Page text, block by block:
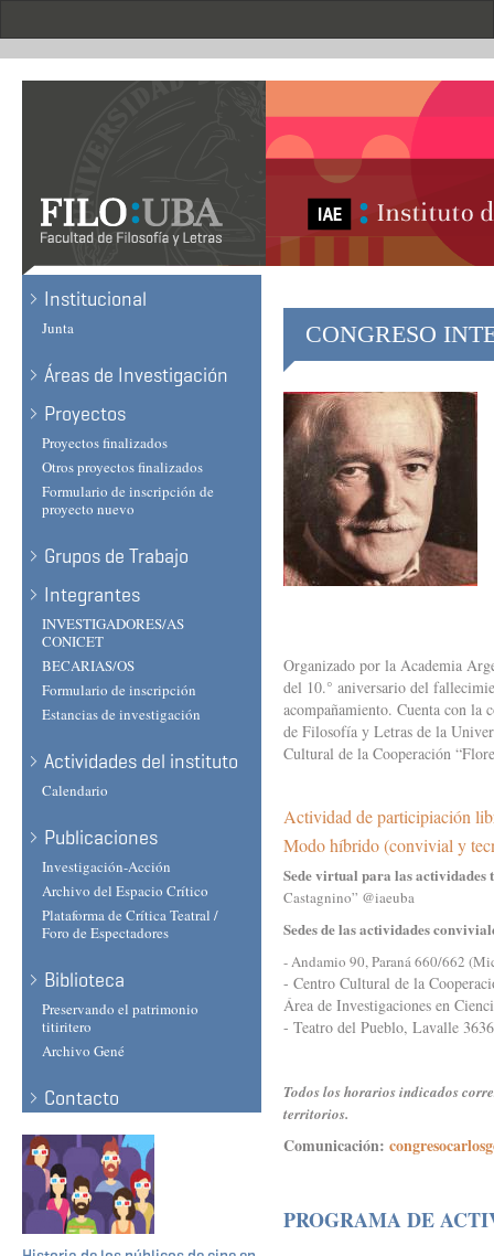
Institucional
Junta
Áreas de Investigación
Proyectos
Proyectos finalizados
Otros proyectos finalizados
Formulario de inscripción de
proyecto nuevo
Grupos de Trabajo
Integrantes
INVESTIGADORES/AS
CONICET
BECARIAS/OS
Formulario de inscripción
Estancias de investigación
Actividades del instituto
Calendario
Publicaciones
Investigación-Acción
Archivo del Espacio Crítico
Plataforma de Crítica Teatral /
Foro de Espectadores
Biblioteca
Preservando el patrimonio
titiritero
Archivo Gené
Contacto
CONGRESO
Organizado por la Academia
del 10.° aniversario del
acompañamiento. Cuenta con la
de Filosofía y Letras de la
Cultural de la Cooperación
Actividad de participiación
Modo híbrido (convivial y
Sede virtual para las actividades
Castagnino” @iaeuba
Sedes de las actividades
- Andamio 90, Paraná 660/662
- Centro Cultural de la
Área de Investigaciones en
- Teatro del Pueblo, Lavalle
Todos los horarios indicados
territorios.
Comunicación:
PROGRAMA DE